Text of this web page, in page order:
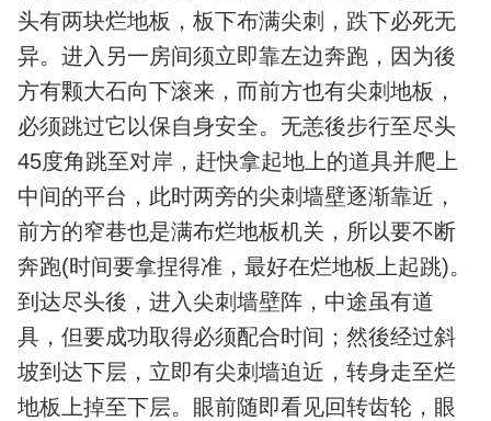
头有两块烂地板，板下布满尖刺，跌下必死无
异。进入另一房间须立即靠左边奔跑，因为後
方有颗大石向下滚来，而前方也有尖刺地板，
必须跳过它以保自身安全。无恙後步行至尽头
45度角跳至对岸，赶快拿起地上的道具并爬上
中间的平台，此时两旁的尖刺墙壁逐渐靠近，
前方的窄巷也是满布烂地板机关，所以要不断
奔跑(时间要拿捏得准，最好在烂地板上起跳)。
到达尽头後，进入尖刺墙壁阵，中途虽有道
具，但要成功取得必须配合时间；然後经过斜
坡到达下层，立即有尖刺墙迫近，转身走至烂
地板上掉至下层。眼前随即看见回转齿轮，眼